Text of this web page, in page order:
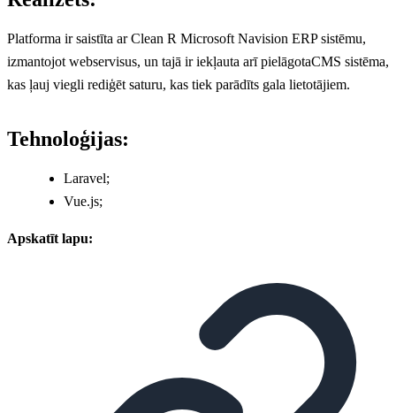
Platforma ir saistīta ar Clean R Microsoft Navision ERP sistēmu,
izmantojot webservisus, un tajā ir iekļauta arī pielāgotaCMS sistēma,
kas ļauj viegli rediģēt saturu, kas tiek parādīts gala lietotājiem.
Tehnoloģijas:
Laravel;
Vue.js;
Apskatīt lapu: